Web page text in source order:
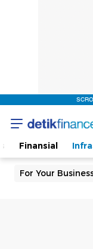
Finansial
For Your